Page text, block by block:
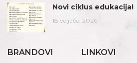
Novi ciklus edukacija!
18 veljače, 2026
BRANDOVI LINKOVI